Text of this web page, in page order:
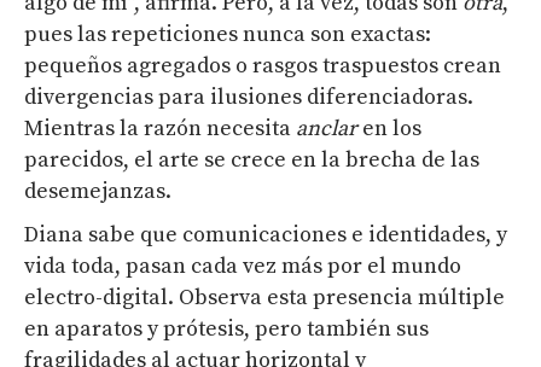
pues las repeticiones nunca son exactas:
pequeños agregados o rasgos traspuestos crean
divergencias para ilusiones diferenciadoras.
Mientras la razón necesita anclaren los
parecidos, el arte se crece en la brecha de las
desemejanzas.
Diana sabe que comunicaciones e identidades, y
vida toda, pasan cada vez más por el mundo
electro-digital. Observa esta presencia múltiple
en aparatos y prótesis, pero también sus
fragilidades al actuar horizontal y